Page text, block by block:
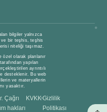
bilgiler yalnızca
ve bir teşhis, teşhis
niteliği taşımaz.
özel olarak planlanır
yapılan
ayrıntılı
desteklenir. Bu web
ve materyallerin
yasaktır.
Çağrı
hakları
KVKKGizlilik
Politikası